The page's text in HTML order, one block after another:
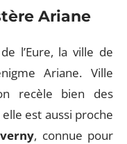
Ariane
l’Eure, la ville de
Ariane. Ville
recèle bien des
elle est aussi proche
, connue pour